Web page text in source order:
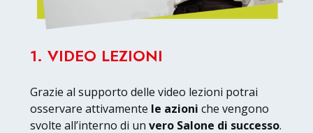
1. VIDEO LEZIONI
Grazie al supporto delle video lezioni potrai
osservare attivamente le azioni che vengono
svolte all’interno di un vero Salone di successo.